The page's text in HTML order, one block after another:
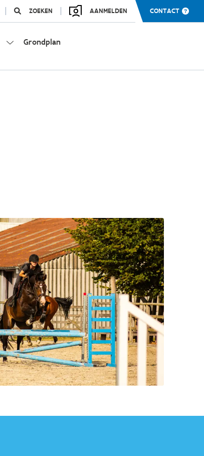
ZOEKEN AANMELDEN CONTACT
Grondplan